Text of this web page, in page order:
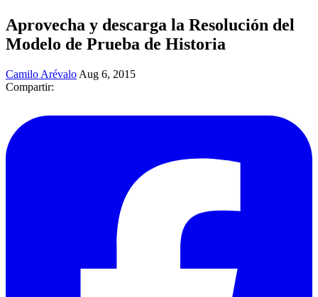
Aprovecha y descarga la Resolución del
Modelo de Prueba de Historia
Camilo Arévalo Aug 6, 2015
Compartir: